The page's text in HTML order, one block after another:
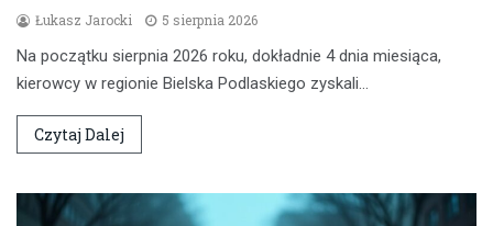
Łukasz Jarocki 5 sierpnia 2026
Na początku sierpnia 2026 roku, dokładnie 4 dnia miesiąca,
kierowcy w regionie Bielska Podlaskiego zyskali…
Czytaj Dalej